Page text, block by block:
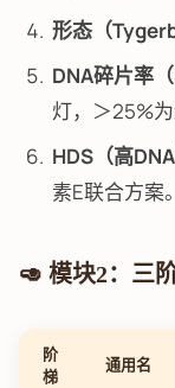
形态（
DNA碎片率
灯，＞25%
HDS（高DNA
素E联合方案。
🥑 模块2：三
阶
梯
通用名